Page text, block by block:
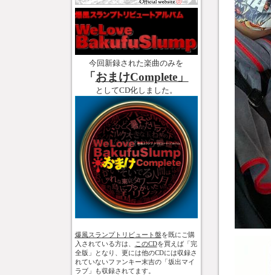
今回新録された楽曲のみを
「おまけComplete」
としてCD化しました。
爆風スランプトリビュート盤を既にご購
入されている方は、
このCDを買えば「完
全版」となり、更には他のCDには収録さ
れていないファンキー末吉の「坂出マイ
ラブ」も収録されてます。